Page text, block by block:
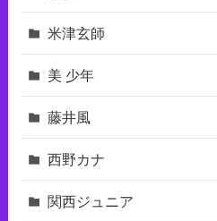
米津玄師
美 少年
藤井風
西野カナ
関西ジュニア